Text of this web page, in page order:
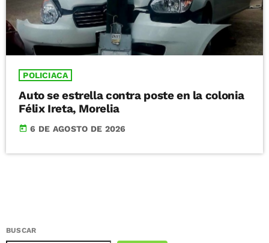
POLICIACA
Auto se estrella contra poste en la colonia
Félix Ireta, Morelia
today 6 DE AGOSTO DE 2026
BUSCAR